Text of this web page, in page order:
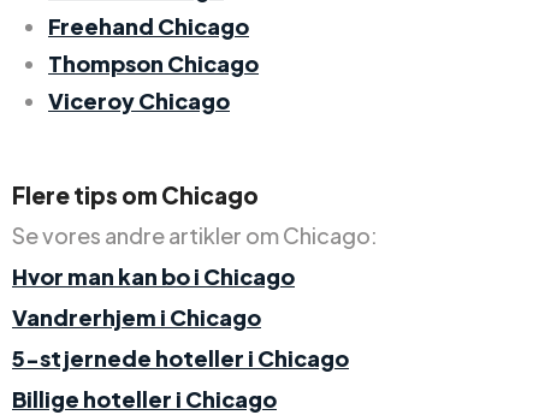
Freehand Chicago
Thompson Chicago
Viceroy Chicago
Flere tips om Chicago
Se vores andre artikler om Chicago:
Hvor man kan bo i Chicago
Vandrerhjem i Chicago
5-stjernede hoteller i Chicago
Billige hoteller i Chicago